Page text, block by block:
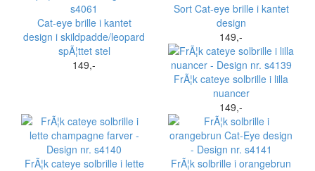
Cat-eye brille i kantet
design i skildpadde/leopard
spÃ¦ttet stel
149,-
Sort Cat-eye brille i kantet
design
149,-
FrÃ¦k cateye solbrille i lilla
nuancer
149,-
FrÃ¦k cateye solbrille i lette
FrÃ¦k solbrille i orangebrun